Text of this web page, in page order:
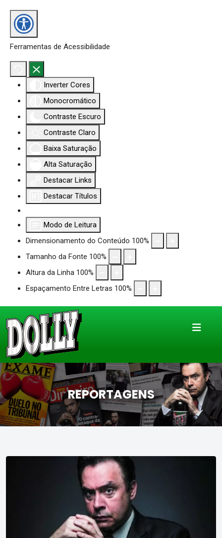
Ferramentas de Acessibilidade
Inverter Cores
Monocromático
Contraste Escuro
Contraste Claro
Baixa Saturação
Alta Saturação
Destacar Links
Destacar Títulos
Modo de Leitura
Dimensionamento do Conteúdo 100%
Tamanho da Fonte 100%
Altura da Linha 100%
Espaçamento Entre Letras 100%
REPORTAGENS